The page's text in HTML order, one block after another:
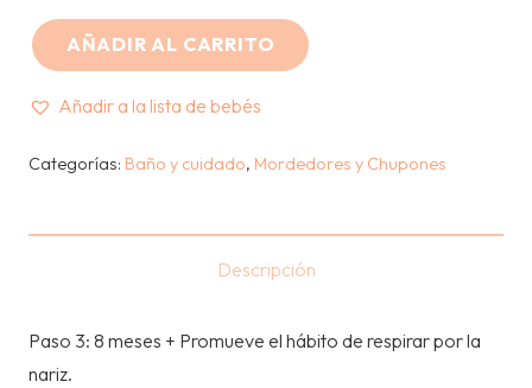
PIGEON
PASO
AÑADIR AL CARRITO
Añadir a la lista de bebés
Categorías: Baño y cuidado, Mordedores y Chupones
Descripción
Paso 3: 8 meses + Promueve el hábito de respirar por la
nariz.